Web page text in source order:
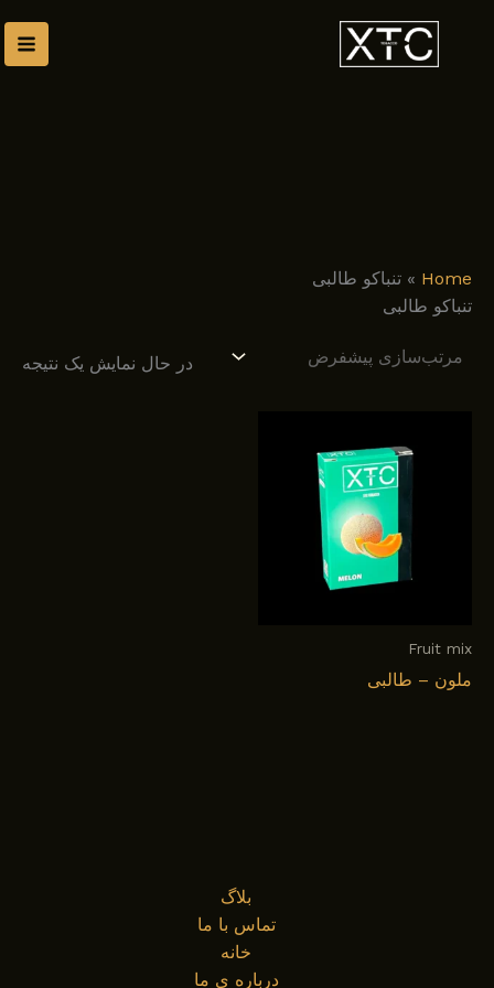
Home
»تنباکو طالبی
تنباکو طالبی
در حال نمایش یک نتیجه
Fruit mix
ملون – طالبی
بلاگ
تماس با ما
خانه
درباره ی ما